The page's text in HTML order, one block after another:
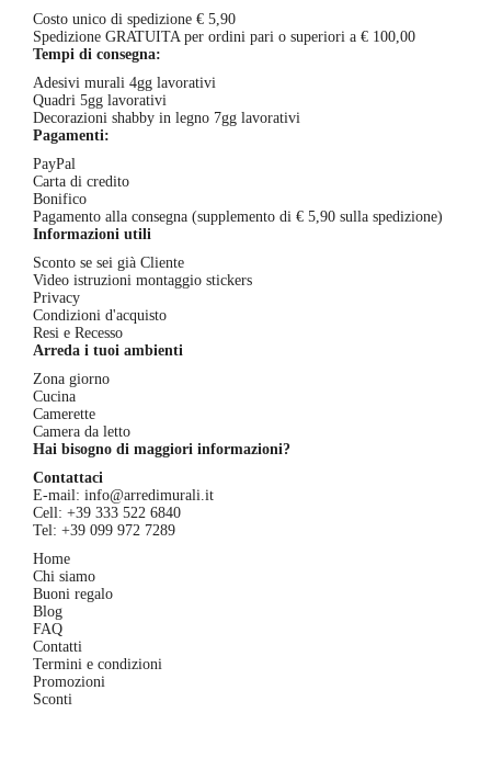
Costo unico di spedizione € 5,90
Spedizione GRATUITA per ordini pari o superiori a € 100,00
Tempi di consegna:
Adesivi murali 4gg lavorativi
Quadri 5gg lavorativi
Decorazioni shabby in legno 7gg lavorativi
Pagamenti:
PayPal
Carta di credito
Bonifico
Pagamento alla consegna (supplemento di € 5,90 sulla spedizione)
Informazioni utili
Sconto se sei già Cliente
Video istruzioni montaggio stickers
Privacy
Condizioni d'acquisto
Resi e Recesso
Arreda i tuoi ambienti
Zona giorno
Cucina
Camerette
Camera da letto
Hai bisogno di maggiori informazioni?
Contattaci
E-mail: info@arredimurali.it
Cell: +39 333 522 6840
Tel: +39 099 972 7289
Home
Chi siamo
Buoni regalo
Blog
FAQ
Contatti
Termini e condizioni
Promozioni
Sconti